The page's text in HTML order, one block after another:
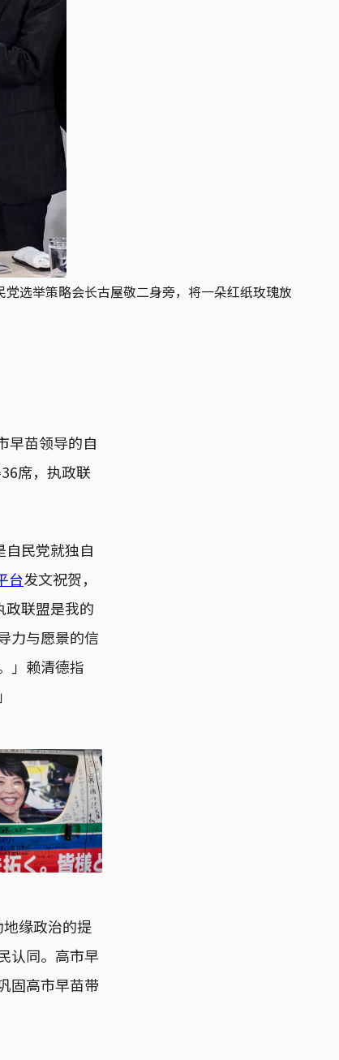
选举策略会长古屋敬二身旁，将一朵红纸玫瑰放
早苗领导的自
席，执政联
民党就独自
台发文祝贺，
政联盟是我的
力与愿景的信
」赖清德指
缘政治的提
认同。高市早
固高市早苗带